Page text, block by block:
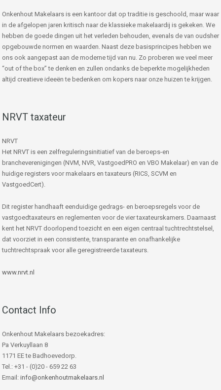
Onkenhout Makelaars is een kantoor dat op traditie is geschoold, maar waar
in de afgelopen jaren kritisch naar de klassieke makelaardij is gekeken. We
hebben de goede dingen uit het verleden behouden, evenals de van oudsher
opgebouwde normen en waarden. Naast deze basisprincipes hebben we
ons ook aangepast aan de moderne tijd van nu. Zo proberen we veel meer
“out of the box” te denken en zullen ondanks de beperkte mogelijkheden
altijd creatieve ideeën te bedenken om kopers naar onze huizen te krijgen.
NRVT taxateur
NRVT
Het NRVT is een zelfreguleringsinitiatief van de beroeps-en
brancheverenigingen (NVM, NVR, VastgoedPRO en VBO Makelaar) en van de
huidige registers voor makelaars en taxateurs (RICS, SCVM en
VastgoedCert).
Dit register handhaaft eenduidige gedrags- en beroepsregels voor de
vastgoedtaxateurs en reglementen voor de vier taxateurskamers. Daarnaast
kent het NRVT doorlopend toezicht en een eigen centraal tuchtrechtstelsel,
dat voorziet in een consistente, transparante en onafhankelijke
tuchtrechtspraak voor alle geregistreerde taxateurs.
www.nrvt.nl
Contact Info
Onkenhout Makelaars bezoekadres:
Pa Verkuyllaan 8
1171 EE te Badhoevedorp.
Tel.: +31 - (0)20 - 659 22 63
Email: info@onkenhoutmakelaars.nl